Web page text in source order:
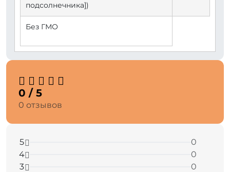
подсолнечника])
Без ГМО
0 / 5
0 отзывов
5
0
4
0
3
0